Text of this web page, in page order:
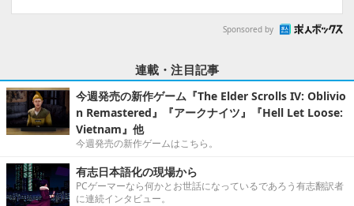
Sponsored by
連載・注目記事
今週発売の新作ゲーム『The Elder Scrolls IV: Oblivio
n Remastered』『アークナイツ』『Hell Let Loose:
Vietnam』他
今週発売の新作ゲームはこちら。
有志日本語化の現場から
PCゲーマーなら何かとお世話になっているであろう有志翻訳者
に連続インタビュー。